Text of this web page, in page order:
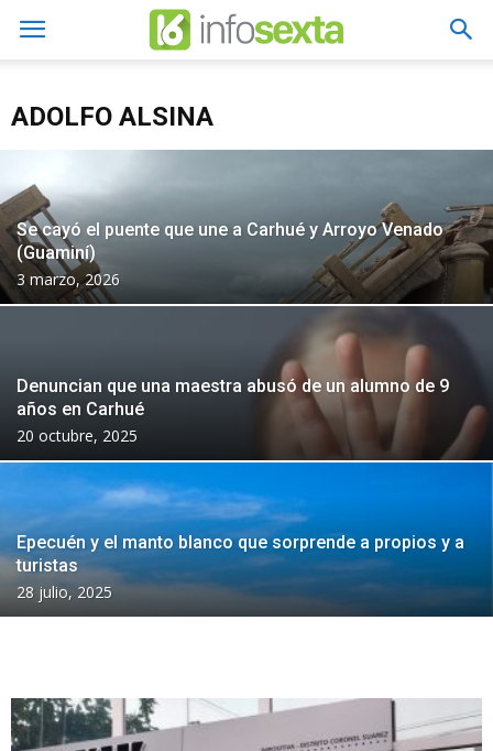
ADOLFO ALSINA
Se cayó el puente que une a Carhué y Arroyo Venado
(Guaminí)
3 marzo, 2026
Denuncian que una maestra abusó de un alumno de 9
años en Carhué
20 octubre, 2025
Epecuén y el manto blanco que sorprende a propios y a
turistas
28 julio, 2025